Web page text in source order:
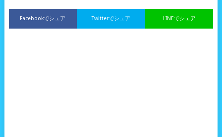
Facebookでシェア LINEでシェア
Twitterでシェア